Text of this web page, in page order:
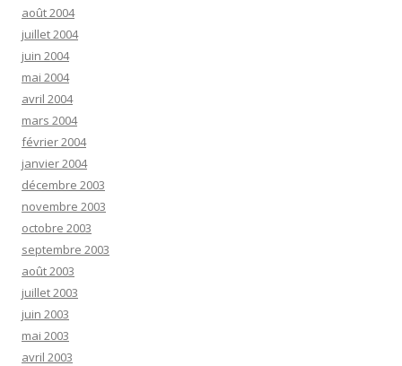
août 2004
juillet 2004
juin 2004
mai 2004
avril 2004
mars 2004
février 2004
janvier 2004
décembre 2003
novembre 2003
octobre 2003
septembre 2003
août 2003
juillet 2003
juin 2003
mai 2003
avril 2003